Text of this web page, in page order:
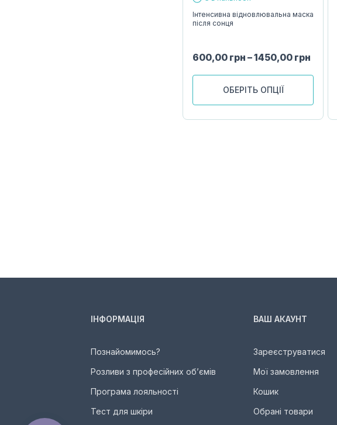
Інтенсивна відновлювальна маска
після сонця
600,00 грн –1450,00 грн
ОБЕРІТЬ ОПЦІЇ
ІНФОРМАЦІЯ
Познайомимось?
Розливи з професійних об’ємів
Програма лояльності
Тест для шкіри
ВАШ АКАУНТ
Зареєструватися
Мої замовлення
Кошик
Обрані товари